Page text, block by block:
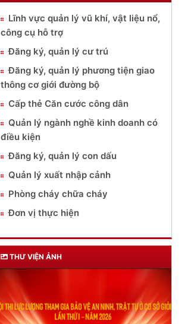
Lĩnh vực quản lý vũ khí, vật liệu nổ,
công cụ hỗ trợ
Đăng ký, quản lý cư trú
Đăng ký, quản lý phương tiện giao
thông cơ giới đường bộ
Cấp thẻ Căn cước công dân
Quản lý ngành nghề kinh doanh có
điều kiện
Đăng ký, quản lý con dấu
Quản lý xuất nhập cảnh
Phòng cháy chữa cháy
Đơn vị thực hiện
THƯ VIỆN ẢNH